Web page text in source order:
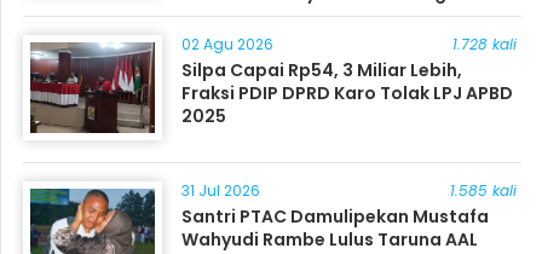
Masyarakat
02 Agu 2026 1.728 kali
Silpa Capai Rp54, 3 Miliar Lebih,
Fraksi PDIP DPRD Karo Tolak LPJ APBD
2025
31 Jul 2026 1.585 kali
Santri PTAC Damulipekan Mustafa
Wahyudi Rambe Lulus Taruna AAL